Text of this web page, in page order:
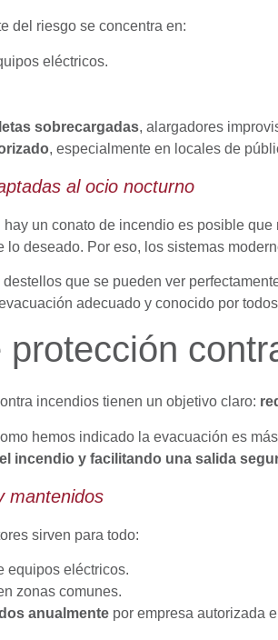
del riesgo se concentra en:
eléctricos.
sobrecargadas, alargadores
, especialmente en locales de
al ocio nocturno
un conato de incendio es posible
lo deseado. Por eso, los sistemas
que se pueden ver
adecuado y conocido por
protección
incendios tienen un objetivo claro:
hemos indicado la evacuación es
incendio y facilitando una salida
mantenidos
sirven para todo:
equipos eléctricos.
zonas comunes.
anualmente por empresa autorizada